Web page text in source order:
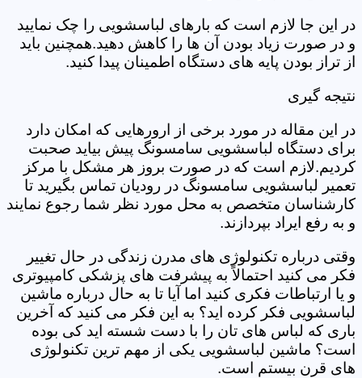
در این جا لازم است که بارهای لباسشویی را چک نمایید
و در صورت زیاد بودن آن ها را کاهش دهید.همچنین باید
از تراز بودن پایه های دستگاه اطمینان پیدا کنید.
نتیجه گیری
در این مقاله در مورد برخی از ارورهایی که امکان دارد
برای دستگاه لباسشویی سامسونگ پیش بیاید صحبت
کردیم.لازم است که در صورت بروز هر مشکل با مرکز
تعمیر لباسشویی سامسونگ در رودیان تماس بگیرید تا
کارشناسان متخصص به محل مورد نظر شما رجوع نمایند
و به رفع ایراد بپردازند.
وقتی درباره تکنولوژی های مدرن زندگی در حال تغییر
فکر می کنید احتمالاً به پیشرفت های پزشکی کامپیوتری
و یا ارتباطات فکری کنید اما آیا تا به حال درباره ماشین
لباسشویی فکر کرده اید؟ به این فکر می کنید که آخرین
باری که لباس های تان را با دست شسته اید کی بوده
است؟ ماشین لباسشویی یکی از مهم ترین تکنولوژی
های قرن بیستم است.